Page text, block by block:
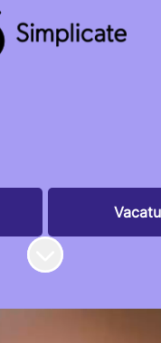
Naar content